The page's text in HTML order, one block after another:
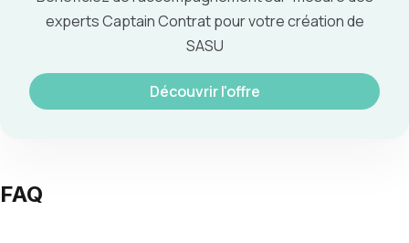
experts Captain Contrat pour votre création de
SASU
Découvrir l'offre
FAQ